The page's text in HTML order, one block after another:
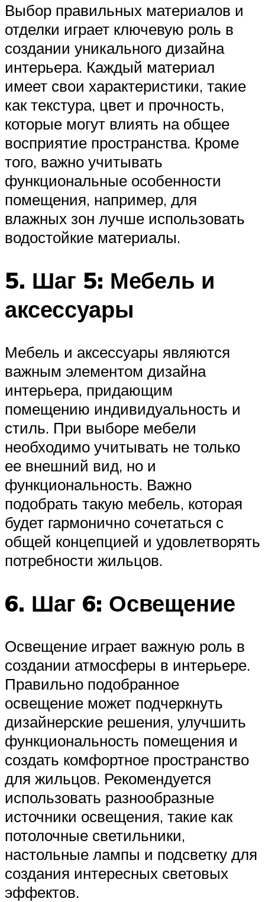
Выбор правильных материалов и
отделки играет ключевую роль в
создании уникального дизайна
интерьера. Каждый материал
имеет свои характеристики, такие
как текстура, цвет и прочность,
которые могут влиять на общее
восприятие пространства. Кроме
того, важно учитывать
функциональные особенности
помещения, например, для
влажных зон лучше использовать
водостойкие материалы.
5. Шаг 5: Мебель и
аксессуары
Мебель и аксессуары являются
важным элементом дизайна
интерьера, придающим
помещению индивидуальность и
стиль. При выборе мебели
необходимо учитывать не только
ее внешний вид, но и
функциональность. Важно
подобрать такую мебель, которая
будет гармонично сочетаться с
общей концепцией и удовлетворять
потребности жильцов.
6. Шаг 6: Освещение
Освещение играет важную роль в
создании атмосферы в интерьере.
Правильно подобранное
освещение может подчеркнуть
дизайнерские решения, улучшить
функциональность помещения и
создать комфортное пространство
для жильцов. Рекомендуется
использовать разнообразные
источники освещения, такие как
потолочные светильники,
настольные лампы и подсветку для
создания интересных световых
эффектов.